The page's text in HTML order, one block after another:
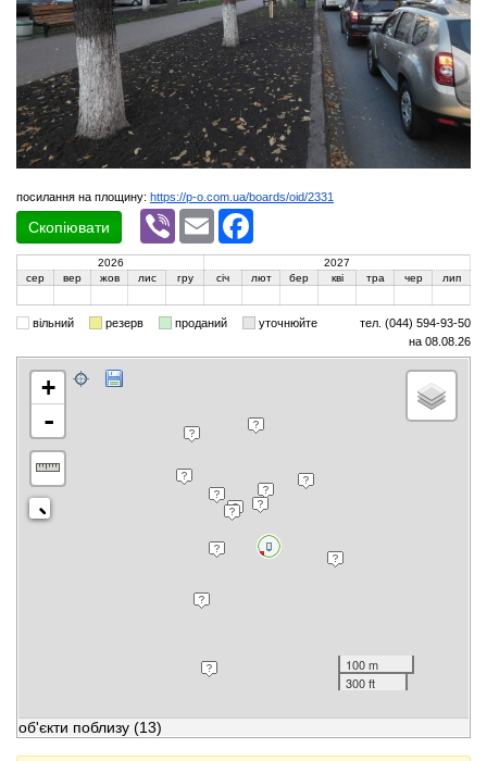
посилання на площину: https://p-o.com.ua/boards/oid/2331
Скопіювати
Viber Email
2026
2027
сер
вер жов лис гру січ лют бер кві тра чер лип
вільний резерв проданий уточнюйте
тел. (044) 594-93-50
на 08.08.26
+
-
100 m
300 ft
об'єкти поблизу (13)